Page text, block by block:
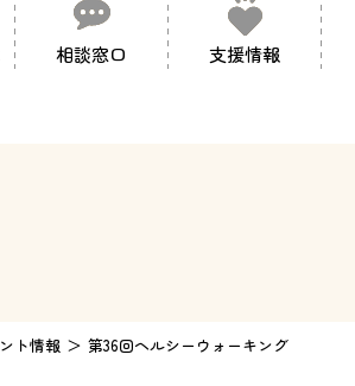
相談窓口 支援情報
ト情報 第36回ヘルシーウォーキング